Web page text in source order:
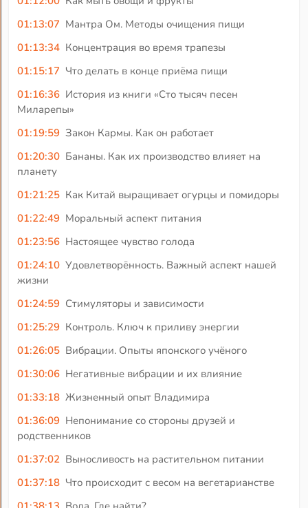
01:13:07 Мантра Ом. Методы очищения пищи
01:13:34 Концентрация во время трапезы
01:15:17 Что делать в конце приёма пищи
01:16:36 История из книги «Сто тысяч песен
Миларепы»
01:19:59 Закон Кармы. Как он работает
01:20:30 Бананы. Как их производство влияет на
планету
01:21:25 Как Китай выращивает огурцы и помидоры
01:22:49 Моральный аспект питания
01:23:56 Настоящее чувство голода
01:24:10 Удовлетворённость. Важный аспект нашей
жизни
01:24:59 Стимуляторы и зависимости
01:25:29 Контроль. Ключ к приливу энергии
01:26:05 Вибрации. Опыты японского учёного
01:30:06 Негативные вибрации и их влияние
01:33:18 Жизненный опыт Владимира
01:36:09 Непонимание со стороны друзей и
родственников
01:37:02 Выносливость на растительном питании
01:37:18 Что происходит с весом на вегетарианстве